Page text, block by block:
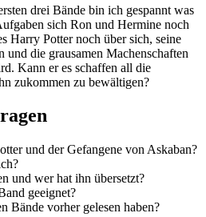
drei Bände bin ich gespannt was
sich Ron und Hermine noch
Harry Potter noch über sich, seine
und die grausamen Machenschaften
Kann er es schaffen all die
zukommen zu bewältigen?
und der Gefangene von Askaban?
und wer hat ihn übersetzt?
geeignet?
Bände vorher gelesen haben?